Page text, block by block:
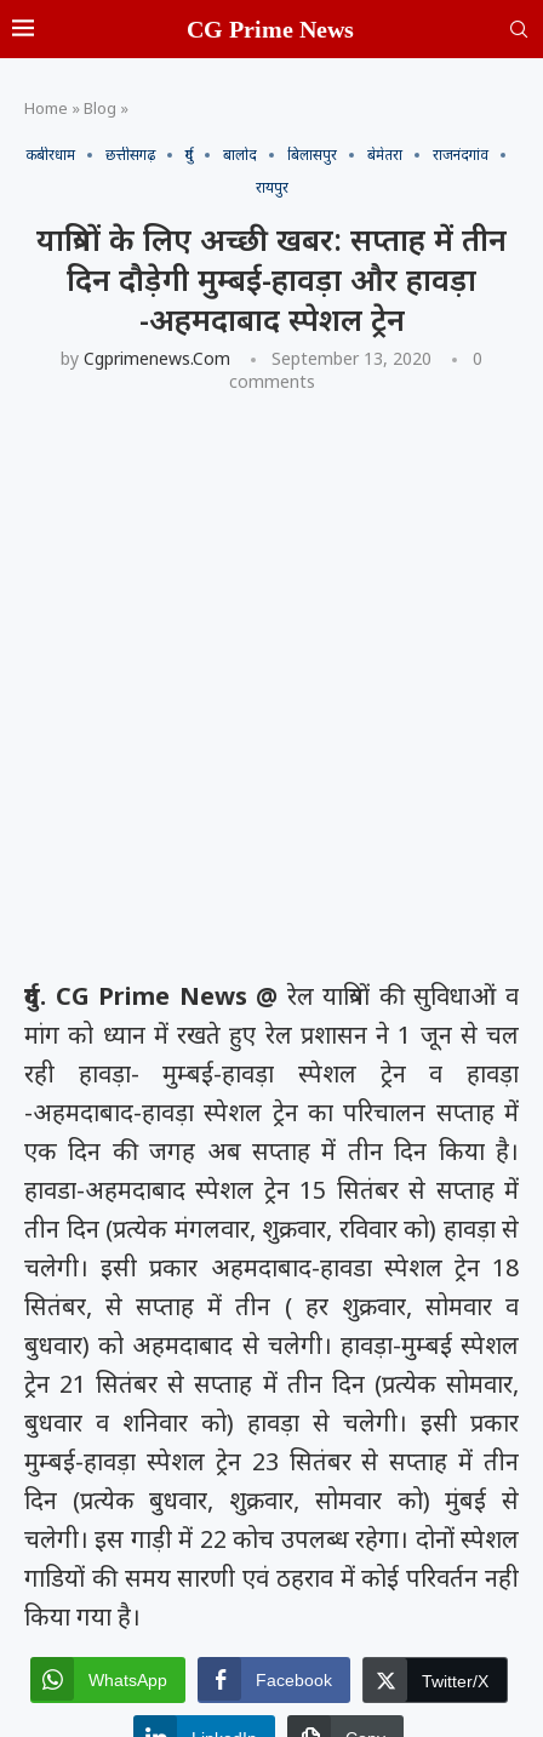
CG Prime News
Home » Blog »
कबीरधाम छत्तीसगढ़ दुर्ग बालोद बिलासपुर बेमेतरा
राजनंदगांव
रायपुर
यात्रियों के लिए अच्छी खबर: सप्ताह में तीन
दिन दौड़ेगी मुम्बई-हावड़ा और हावड़ा
-अहमदाबाद स्पेशल ट्रेन
by Cgprimenews.com September 13, 2020
0
comments
दुर्ग. CG Prime News @ रेल यात्रियों की सुविधाओं व
मांग को ध्यान में रखते हुए रेल प्रशासन ने 1 जून से चल
रही हावड़ा- मुम्बई-हावड़ा स्पेशल ट्रेन व हावड़ा
-अहमदाबाद-हावड़ा स्पेशल ट्रेन का परिचालन सप्ताह में
एक दिन की जगह अब सप्ताह में तीन दिन किया है।
हावडा-अहमदाबाद स्पेशल ट्रेन 15 सितंबर से सप्ताह में
तीन दिन (प्रत्येक मंगलवार, शुक्रवार, रविवार को) हावड़ा से
चलेगी। इसी प्रकार अहमदाबाद-हावडा स्पेशल ट्रेन 18
सितंबर, से सप्ताह में तीन ( हर शुक्रवार, सोमवार व
बुधवार) को अहमदाबाद से चलेगी। हावड़ा-मुम्बई स्पेशल
ट्रेन 21 सितंबर से सप्ताह में तीन दिन (प्रत्येक सोमवार,
बुधवार व शनिवार को) हावड़ा से चलेगी। इसी प्रकार
मुम्बई-हावड़ा स्पेशल ट्रेन 23 सितंबर से सप्ताह में तीन
दिन (प्रत्येक बुधवार, शुक्रवार, सोमवार को) मुंबई से
चलेगी। इस गाड़ी में 22 कोच उपलब्ध रहेगा। दोनों स्पेशल
गाडियों की समय सारणी एवं ठहराव में कोई परिवर्तन नही
किया गया है।
WhatsApp Facebook Twitter/X